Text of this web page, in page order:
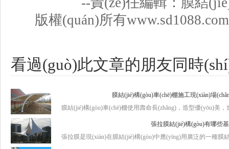
版權(quán)所有
看過(guò)此文章的朋友同時
膜結(jié)構(gòu)車(chē)棚施工現(xiàn)場
膜結(jié)構(gòu)車(chē)棚使用壽命長(zhǎng)，造型優(yōu)美，
張拉膜結(jié)構(gòu)有哪
張拉膜是現(xiàn)在膜結(jié)構(gòu)中應(yīng)用廣泛的一種膜